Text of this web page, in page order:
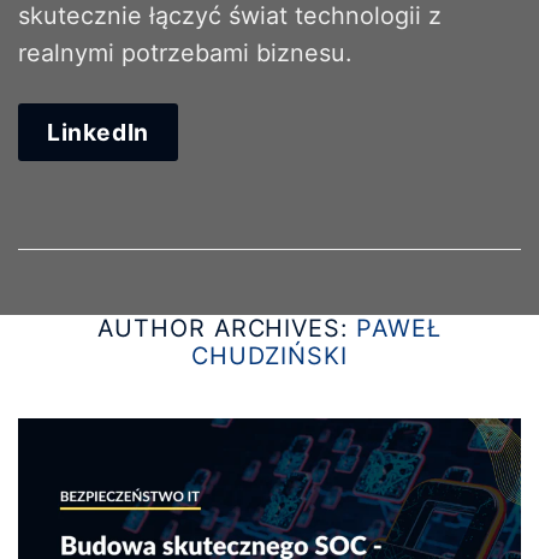
skutecznie łączyć świat technologii z
realnymi potrzebami biznesu.
LinkedIn
AUTHOR ARCHIVES: PAWEŁ
CHUDZIŃSKI